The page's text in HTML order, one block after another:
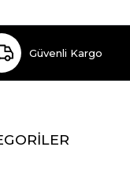
Güvenli Kargo